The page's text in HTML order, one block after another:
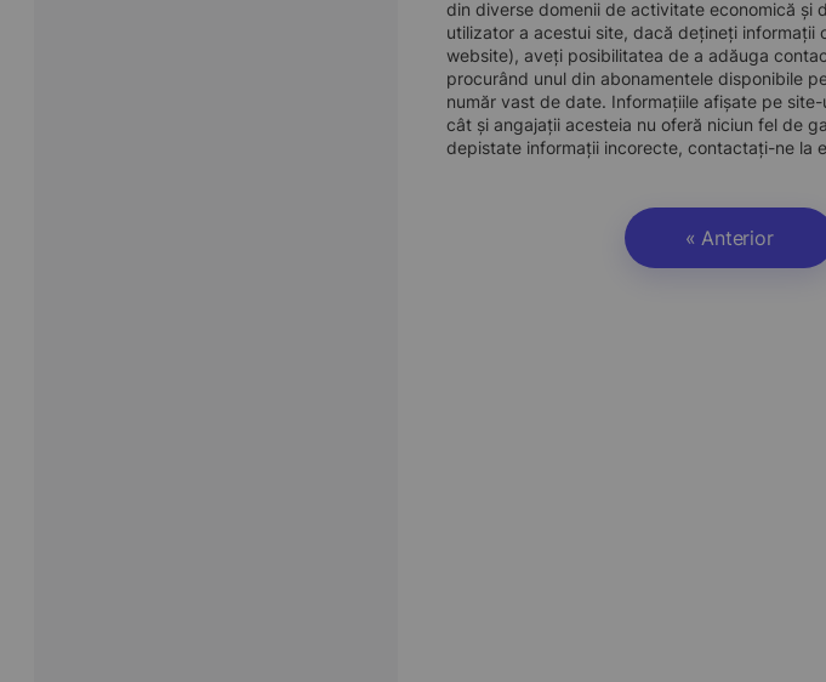
din diverse domenii de activitate economică și
utilizator a acestui site, dacă dețineți
website), aveți posibilitatea de a adăuga
procurând unul din abonamentele disponibile
număr vast de date. Informațiile afișate pe
cât și angajații acesteia nu oferă niciun fel de
depistate informații incorecte, contactați-ne la
« Anterior